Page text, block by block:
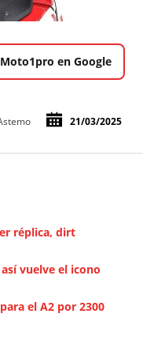
en Google
21/03/2025
réplica, dirt
vuelve el icono
el A2 por 2300